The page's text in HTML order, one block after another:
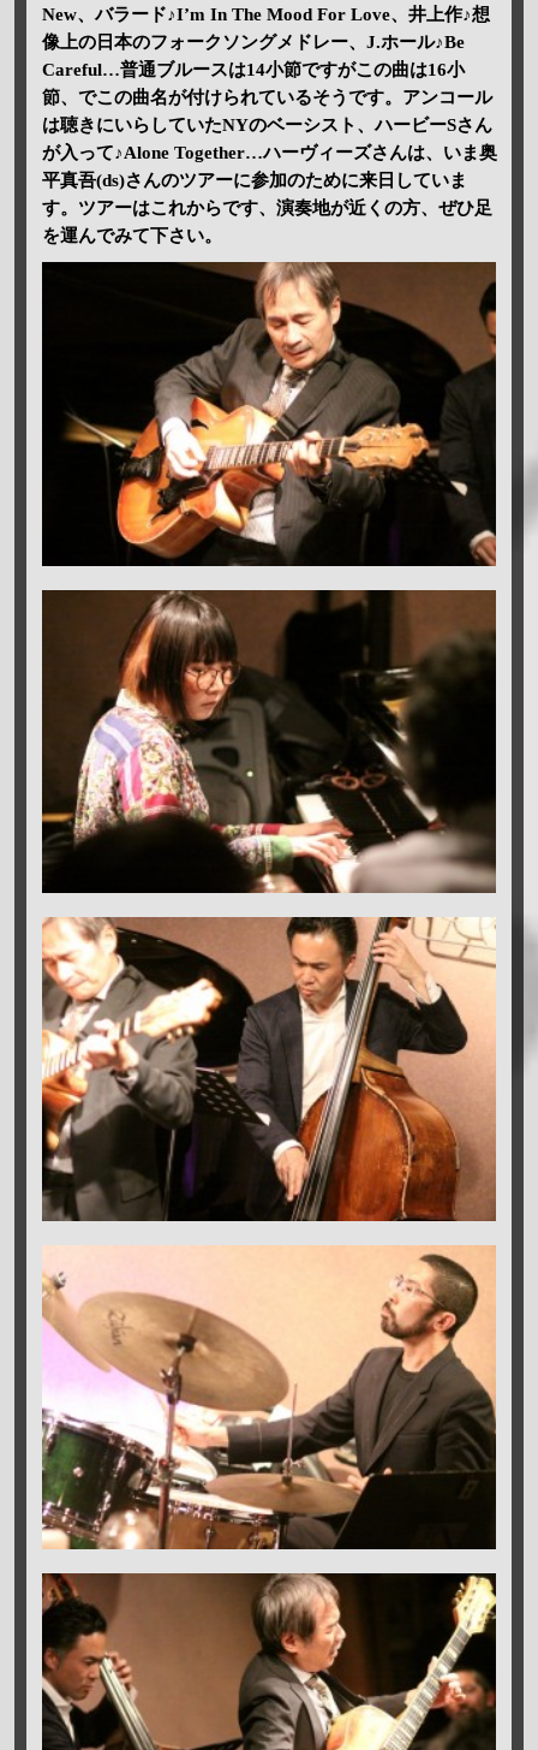
New、バラード♪I’m In The Mood For Love、井上作♪想
像上の日本のフォークソングメドレー、J.ホール♪Be
Careful…普通ブルースは14小節ですがこの曲は16小
節、でこの曲名が付けられているそうです。アンコール
は聴きにいらしていたNYのベーシスト、ハービーSさん
が入って♪Alone Together…ハーヴィーズさんは、いま奥
平真吾(ds)さんのツアーに参加のために来日していま
す。ツアーはこれからです、演奏地が近くの方、ぜひ足
を運んでみて下さい。